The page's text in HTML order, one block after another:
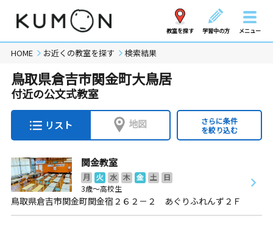
教室を探す 学習中の方 メニュー
HOME お近くの教室を探す 検索結果
鳥取県倉吉市関金町大鳥居
付近の公文式教室
リスト 地図
さらに条件
を絞り込む
関金教室
月 火 水 木 金 土
日
3歳～高校生
鳥取県倉吉市関金町関金宿２６２－２ あぐりふれんず２Ｆ